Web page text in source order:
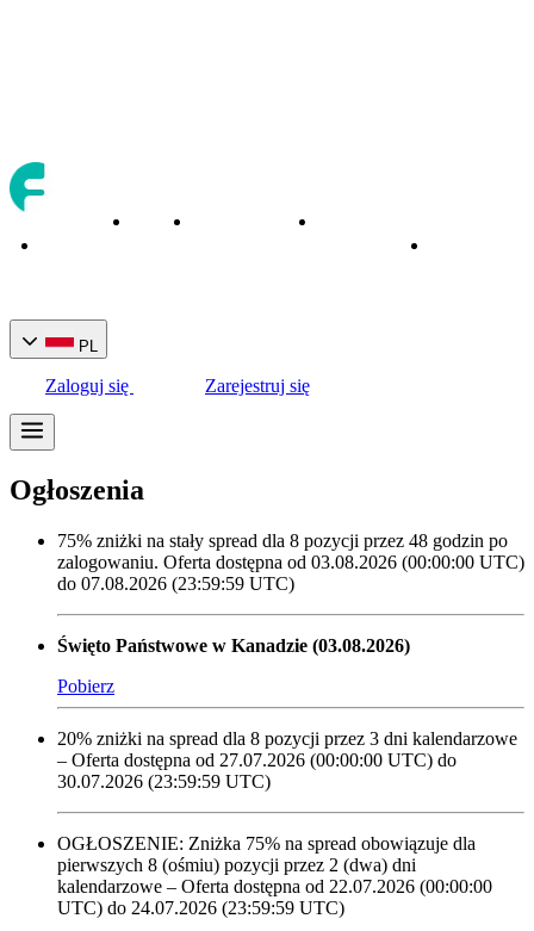
PL
Zaloguj się Zarejestruj się
Ogłoszenia
75% zniżki na stały spread dla 8 pozycji przez 48 godzin po
zalogowaniu. Oferta dostępna od 03.08.2026 (00:00:00 UTC)
do 07.08.2026 (23:59:59 UTC)
Święto Państwowe w Kanadzie (03.08.2026)
Pobierz
20% zniżki na spread dla 8 pozycji przez 3 dni kalendarzowe
– Oferta dostępna od 27.07.2026 (00:00:00 UTC) do
30.07.2026 (23:59:59 UTC)
OGŁOSZENIE: Zniżka 75% na spread obowiązuje dla
pierwszych 8 (ośmiu) pozycji przez 2 (dwa) dni
kalendarzowe – Oferta dostępna od 22.07.2026 (00:00:00
UTC) do 24.07.2026 (23:59:59 UTC)